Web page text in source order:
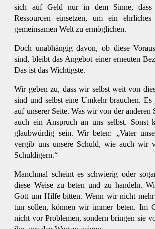
sich auf Geld nur in dem Sinne,
Ressourcen einsetzen, um ein
gemeinsamen Welt zu ermöglichen.
Doch unabhängig davon, ob diese
sind, bleibt das Angebot einer erneuten
Das ist das Wichtigste.
Wir geben zu, dass wir selbst weit von
sind und selbst eine Umkehr brauchen.
auf unserer Seite. Was wir von der anderen
auch ein Anspruch an uns selbst. Sonst
glaubwürdig sein. Wir beten: „Vater
vergib uns unsere Schuld, wie auch wir
Schuldigern.“
Manchmal scheint es schwierig oder
diese Weise zu beten und zu handeln.
Gott um Hilfe bitten. Wenn wir nicht
tun sollen, können wir immer beten. Im
nicht vor Problemen, sondern bringen sie